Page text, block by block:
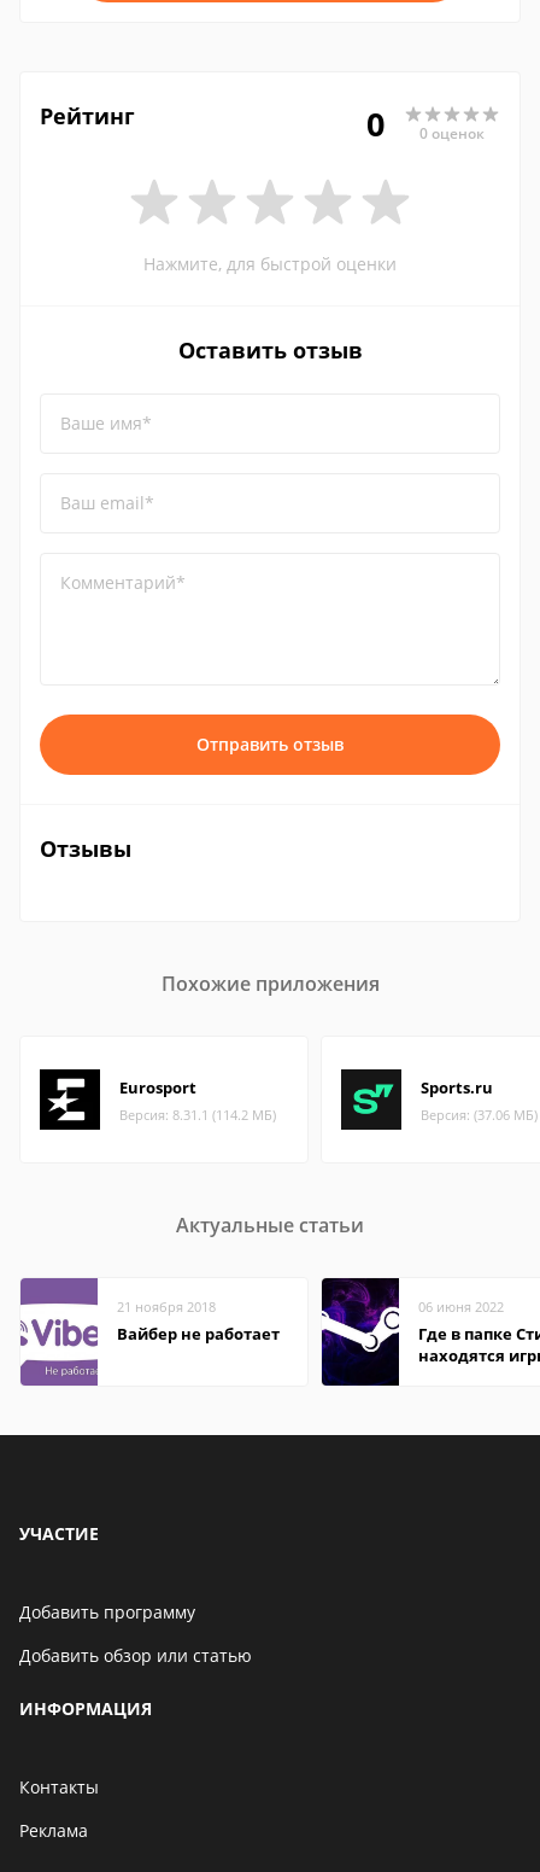
Рейтинг 0 0 оценок
Нажмите, для быстрой оценки
Оставить отзыв
Ваше имя*
Ваш email*
Комментарий*
Отправить отзыв
Отзывы
Похожие приложения
Eurosport
Версия: 8.31.1 (114.2 МБ)
Sports.ru
Версия: (37.06 МБ)
Актуальные статьи
21 ноября 2018
Вайбер не работает
06 июня 2022
Где в папке
находятся
УЧАСТИЕ
Добавить программу
Добавить обзор или статью
ИНФОРМАЦИЯ
Контакты
Реклама